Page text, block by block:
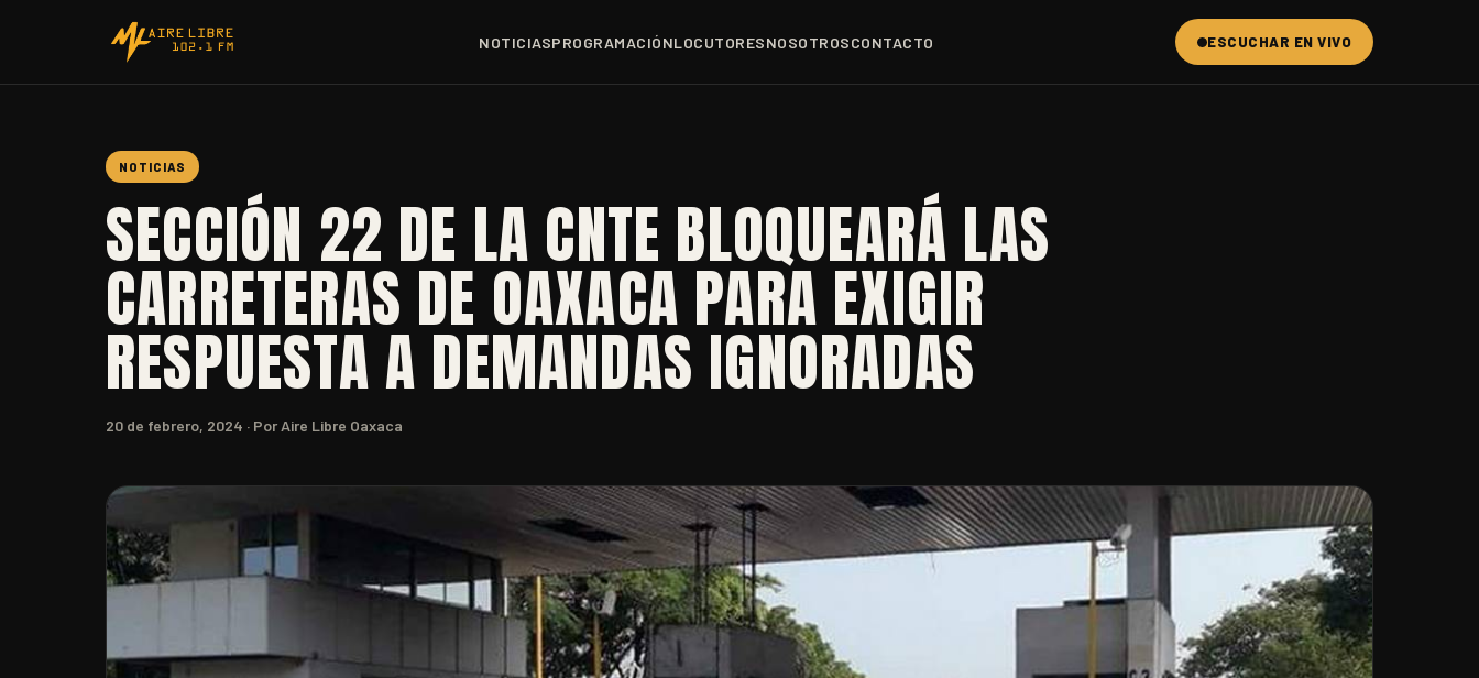
NOTICIASPROGRAMACIÓNLOCUTORESNOSOTROSCONTACTO ESCUCHAR EN VIVO
NOTICIAS
SECCIÓN 22 DE LA CNTE BLOQUEARÁ LAS
CARRETERAS DE OAXACA PARA EXIGIR
RESPUESTA A DEMANDAS IGNORADAS
20 de febrero, 2024 · Por Aire Libre Oaxaca